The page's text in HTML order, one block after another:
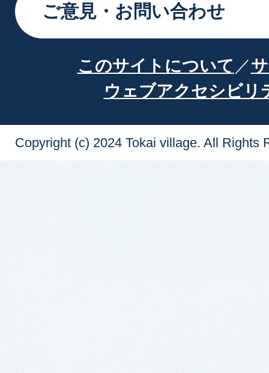
ご意見・お問い合わせ
このサイトについて
ウェブアクセシビリ
Copyright (c) 2024 Tokai village. All Rights